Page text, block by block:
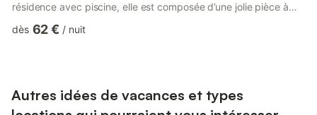
résidence avec piscine, elle est composée d’une jolie pièce à
d'une salle d'eau (douche) et vous pourrez profiter d’un jardin
connect...
dès 62 € / nuit
Autres idées de vacances et types